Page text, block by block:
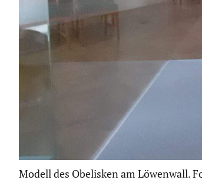
Modell des Obelisken am Löwenwall.